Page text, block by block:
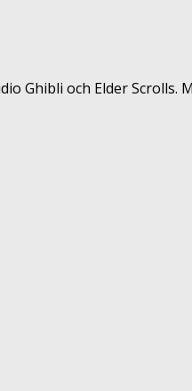
Ghibli och Elder